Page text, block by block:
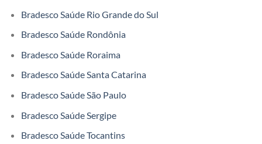
Bradesco Saúde Rio Grande do Sul
Bradesco Saúde Rondônia
Bradesco Saúde Roraima
Bradesco Saúde Santa Catarina
Bradesco Saúde São Paulo
Bradesco Saúde Sergipe
Bradesco Saúde Tocantins